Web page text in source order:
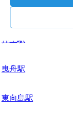
とうきょうスカイ
押上駅
曳舟駅
東向島駅